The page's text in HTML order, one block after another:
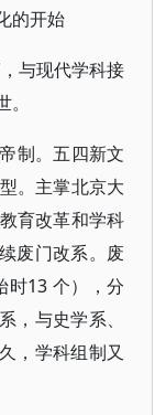
的开始
与现代学科接
制。五四新文
。主掌北京大
育改革和学科
废门改系。废
时13 个），分
，与史学系、
，学科组制又